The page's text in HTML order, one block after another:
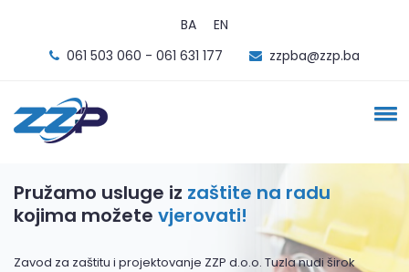
BA
EN
061 503 060 - 061 631 177
zzpba@zzp.ba
Pružamo usluge iz zaštite na radu
kojima možete vjerovati!
Zavod za zaštitu i projektovanje ZZP d.o.o. Tuzla nudi širok